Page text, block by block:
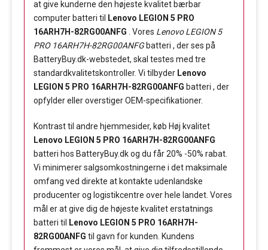
at give kunderne den højeste kvalitet bærbar
computer batteri til
Lenovo LEGION 5 PRO
16ARH7H-82RG00ANFG . Vores Lenovo LEGION 5
PRO 16ARH7H-82RG00ANFGbatteri , der ses på
BatteryBuy.dk-webstedet, skal testes med tre
standardkvalitetskontroller. Vi tilbyder Lenovo
LEGION 5 PRO 16ARH7H-82RG00ANFG batteri , der
opfylder eller overstiger OEM-specifikationer.
Kontrast til andre hjemmesider, køb Høj kvalitet
Lenovo LEGION 5 PRO 16ARH7H-82RG00ANFG
batteri hos BatteryBuy.dk og du får 20% -50% rabat.
Vi minimerer salgsomkostningerne i det maksimale
omfang ved direkte at kontakte udenlandske
producenter og logistikcentre over hele landet. Vores
mål er at give dig de højeste kvalitet erstatnings
batteri til
Lenovo LEGION 5 PRO 16ARH7H-
82RG00ANFG til gavn for kunden. Kundens